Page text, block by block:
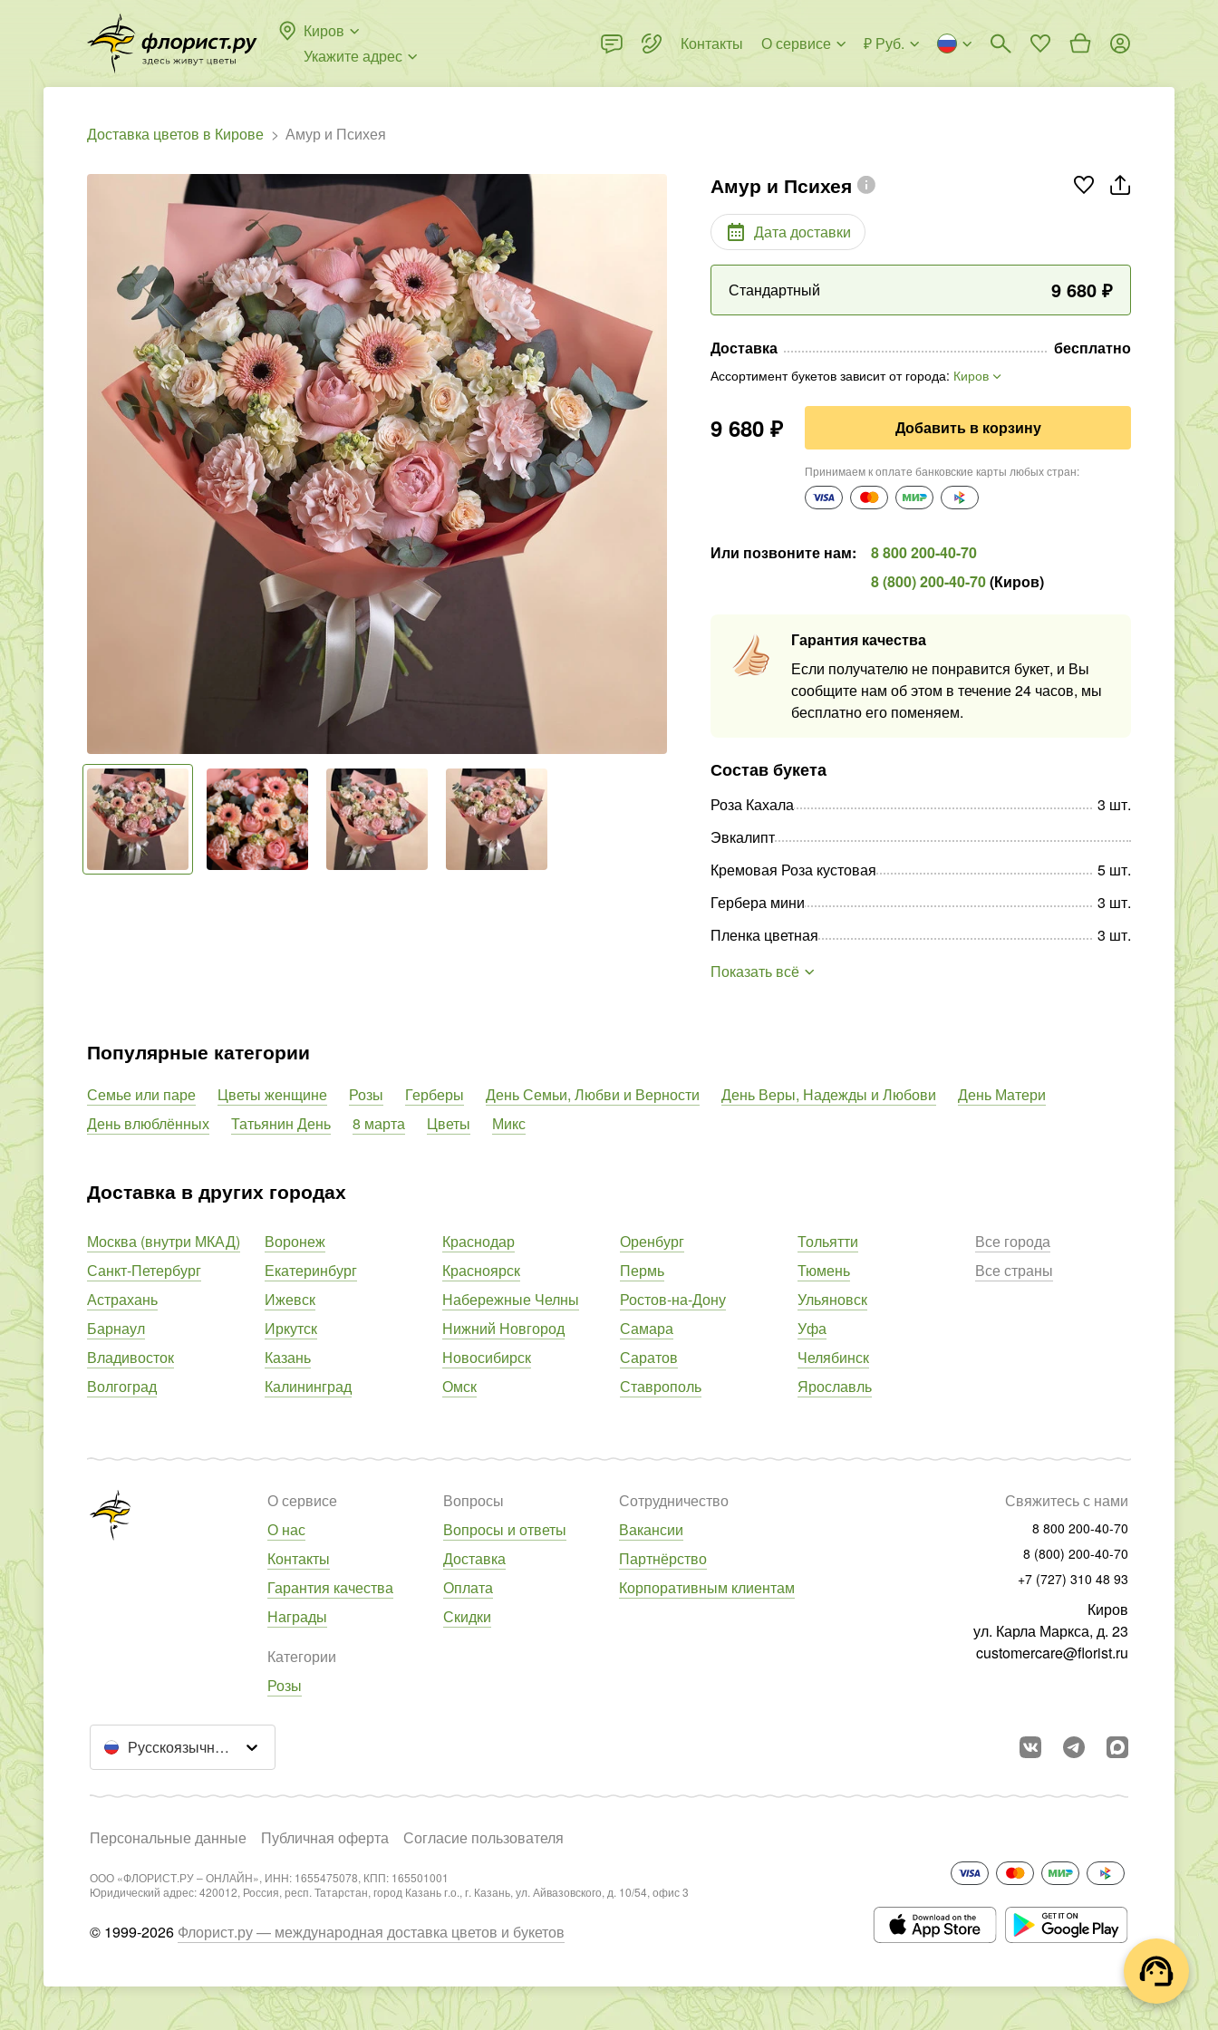
Киров
Укажите адрес
Контакты О сервисе ₽ Руб.
Доставка цветов в Кирове Амур и Психея
Амур и Психея
Дата доставки
Стандартный 9 680 ₽
Доставка бесплатно
Ассортимент букетов зависит от города: Киров
9 680 ₽ Добавить в корзину
Принимаем к оплате банковские карты любых стран:
Или позвоните нам:
8 800 200-40-70
8 (800) 200-40-70(Киров)
Гарантия качества
Если получателю не понравится букет, и Вы
сообщите нам об этом в течение 24 часов, мы
бесплатно его поменяем.
Состав букета
Роза Кахала 3 шт.
Эвкалипт
Кремовая Роза кустовая
5 шт.
Гербера мини
3 шт.
Пленка цветная
3 шт.
Показать всё
Популярные категории
Семье или паре Цветы женщине Розы Герберы День Семьи, Любви и Верности День Веры, Надежды и Любови
День Матери
День влюблённых
Татьянин День 8 марта Цветы Микс
Доставка в других городах
Москва (внутри МКАД)
Санкт-Петербург
Астрахань
Барнаул
Владивосток
Волгоград
Воронеж
Екатеринбург
Ижевск
Иркутск
Казань
Калининград
Краснодар
Красноярск
Набережные Челны
Нижний Новгород
Новосибирск
Омск
Оренбург
Пермь
Ростов-на-Дону
Самара
Саратов
Ставрополь
Тольятти
Тюмень
Ульяновск
Уфа
Челябинск
Ярославль
Все города
Все страны
О сервисе
О нас
Контакты
Гарантия качества
Награды
Вопросы
Вопросы и ответы
Доставка
Оплата
Скидки
Сотрудничество
Вакансии
Партнёрство
Корпоративным клиентам
Категории
Розы
Свяжитесь с нами
8 800 200-40-70
8 (800) 200-40-70
+7 (727) 310 48 93
Киров
ул. Карла Маркса, д. 23
customercare@florist.ru
Русскоязычный сайт
Персональные данные Публичная оферта Согласие пользователя
ООО «ФЛОРИСТ.РУ – ОНЛАЙН», ИНН: 1655475078, КПП: 165501001
Юридический адрес: 420012, Россия, респ. Татарстан, город Казань г.о., г. Казань, ул. Айвазовского, д. 10/54, офис 3
© 1999-2026 Флорист.ру — международная доставка цветов и букетов